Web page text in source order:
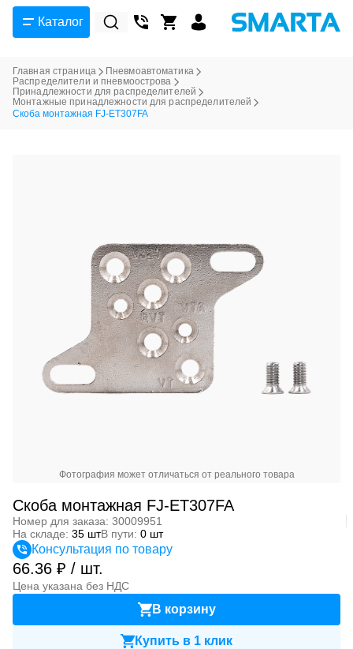
Каталог
Главная страница
Пневмоавтоматика
Распределители и пневмоострова
Принадлежности для распределителей
Монтажные принадлежности для распределителей
Скоба монтажная FJ-ET307FA
Фотография может отличаться от реального товара
Скоба монтажная FJ-ET307FA
Номер для заказа: 30009951
На складе: 35 штВ пути: 0 шт
Консультация по товару
66.36 ₽ / шт.
Цена указана без НДС
В корзину
Купить в 1 клик